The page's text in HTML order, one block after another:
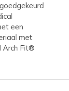
een
met
Arch Fit®